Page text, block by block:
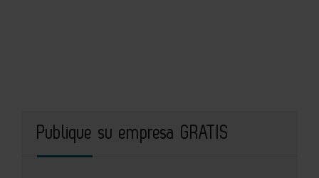
Publique su empresa GRATIS